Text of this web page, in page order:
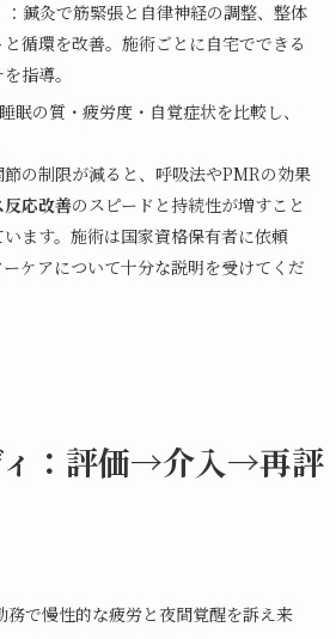
：鍼灸で筋緊張と自律神経の調整、整体
循環を改善。施術ごとに自宅でできる
指導。
睡眠の質・疲労度・自覚症状を比較し、
の制限が減ると、呼吸法やPMRの効果
反応改善のスピードと持続性が増すこと
ます。施術は国家資格保有者に依頼
ケアについて十分な説明を受けてくだ
ィ：評価→介入→再評
で慢性的な疲労と夜間覚醒を訴え来